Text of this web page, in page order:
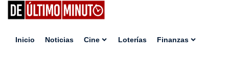
Inicio Noticias Cine Loterías Finanzas